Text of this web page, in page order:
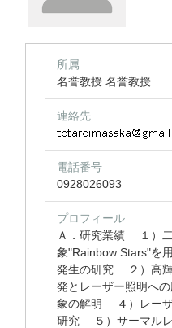
所属
名誉教授 名誉教授
連絡先
電話番号
0928026093
プロフィール
Ａ．研究業績 １）
象"Rainbow Stars"を
発生の研究 ２）高輝
発とレーザー照明へ
象の解明 ４）レーザ
研究 ５）サーマル